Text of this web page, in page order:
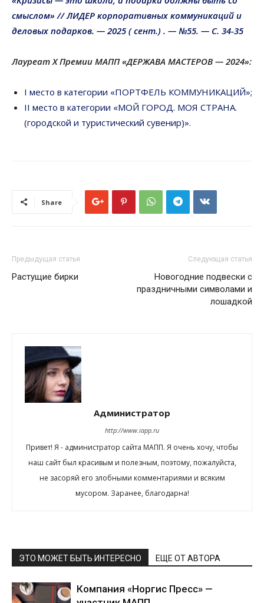
смыслом» // ЛИДЕР корпоративных коммуникаций и
деловых подарков. — 2025 ( сент.) . — №55. — С. 34-35
Лауреат X Премии МАПП «ДЕРЖАВА МАСТЕРОВ — 2024»:
I место в категории «ПОРТФЕЛЬ КОММУНИКАЦИЙ»;
II место в категории «МОЙ ГОРОД. МОЯ СТРАНА.
(городской и туристический сувенир)».
Share
Предыдущая статья
Растущие бирки
Следующая статья
Новогодние подвески с
праздничными символами и
лошадкой
Администратор
http://www.iapp.ru
Привет! Я - администратор сайта МАПП. Я очень хочу, чтобы
наш сайт был красивым и полезным, поэтому, пожалуйста,
не засоряй его злобными комментариями и всяким
мусором. Заранее, благодарна!
ЭТО МОЖЕТ БЫТЬ ИНТЕРЕСНО ЕЩЕ ОТ АВТОРА
Компания «Норгис Пресс» —